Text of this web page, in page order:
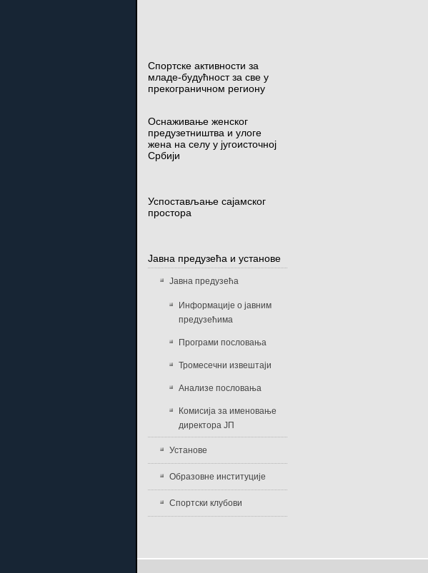
Спортске активности за
младе-будућност за све у
прекограничном региону
Оснаживање женског
предузетништва и улоге
жена на селу у југоисточној
Србији
Успостављање сајамског
простора
Јавна предузећа и установе
Јавна предузећа
Информације о јавним
предузећима
Програми пословања
Тромесечни извештаји
Анализе пословања
Комисија за именовање
директора ЈП
Установе
Образовне институције
Спортски клубови